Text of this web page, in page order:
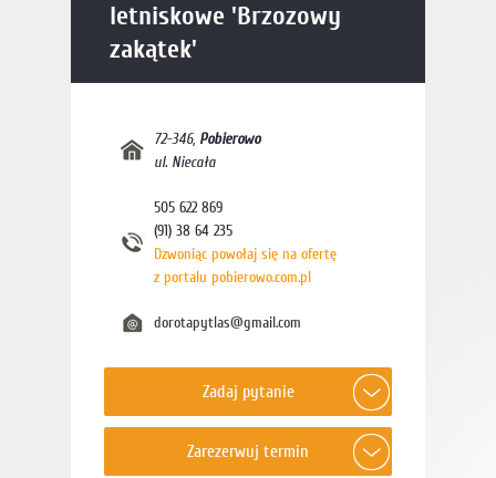
letniskowe 'Brzozowy
zakątek'
72-346, Pobierowo
ul. Niecała
505 622 869
(91) 38 64 235
Dzwoniąc powołaj się na ofertę
z portalu pobierowo.com.pl
dorotapytlas@gmail.com